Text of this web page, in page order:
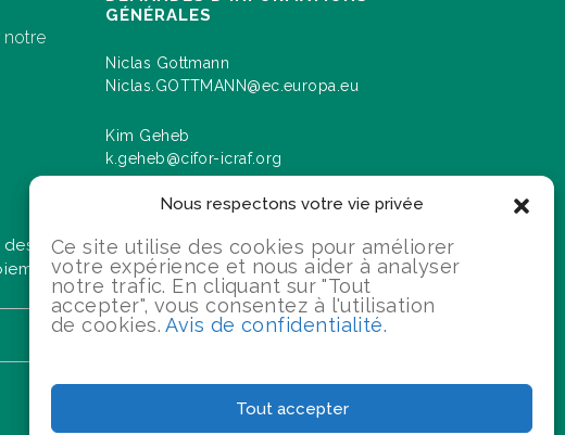
Nous respectons votre vie privée
Ce site utilise des cookies pour améliorer
votre expérience et nous aider à analyser
notre trafic. En cliquant sur "Tout
accepter", vous consentez à l'utilisation
de cookies.Avis de confidentialité.
Tout accepter
notre
GÉNÉRALES
Niclas Gottmann
Niclas.GOTTMANN@ec.europa.eu
Kim Geheb
k.geheb@cifor-icraf.org
informations sur les événements et les progrès
du programme "Paysages pour notre avenir".
S'INSCRIRE